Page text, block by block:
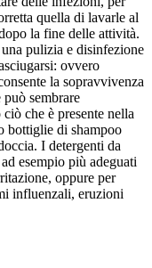
quella di lavarle al
la fine delle attività.
pulizia e disinfezione
ovvero
la sopravvivenza
sembrare
che è presente nella
bottiglie di shampoo
I detergenti da
esempio più adeguati
oppure per
influenzali, eruzioni